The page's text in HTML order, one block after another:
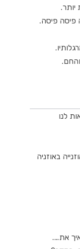
פיסה פיסה.
לנו
באוזניה
את….